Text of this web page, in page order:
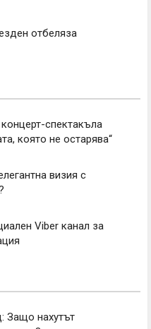
отбеляза
спектакъла
която не остарява“
визия с
Viber канал за
Защо нахутът